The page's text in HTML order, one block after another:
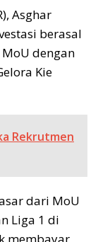
Asghar
berasal
dengan
Kie
Rekrutmen
dari MoU
Liga 1 di
membayar